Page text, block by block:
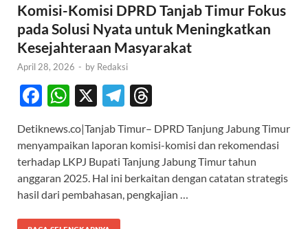
Komisi-Komisi DPRD Tanjab Timur Fokus
pada Solusi Nyata untuk Meningkatkan
Kesejahteraan Masyarakat
April 28, 2026 - by Redaksi
F
e
b
o
o
W
at
s
A
p
X
T
e
gr
a
m
e
a
ds
Detiknews.co|Tanjab Timur– DPRD Tanjung Jabung Timur
menyampaikan laporan komisi-komisi dan rekomendasi
terhadap LKPJ Bupati Tanjung Jabung Timur tahun
anggaran 2025. Hal ini berkaitan dengan catatan strategis
hasil dari pembahasan, pengkajian …